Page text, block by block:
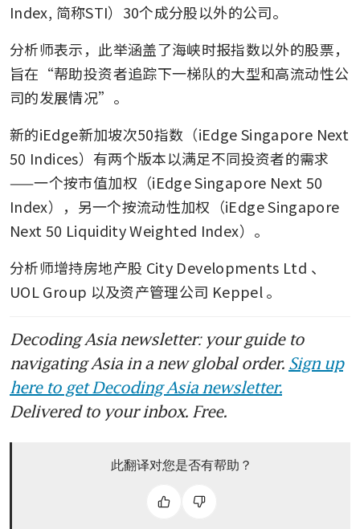
Index, 简称STI）30个成分股以外的公司。
分析师表示，此举涵盖了海峡时报指数以外的股票，
旨在“帮助投资者追踪下一梯队的大型和高流动性公
司的发展情况”。
新的iEdge新加坡次50指数（iEdge Singapore Next
50 Indices）有两个版本以满足不同投资者的需求
——一个按市值加权（iEdge Singapore Next 50
Index），另一个按流动性加权（iEdge Singapore
Next 50 Liquidity Weighted Index）。
分析师增持房地产股 City Developments Ltd 、
UOL Group 以及资产管理公司 Keppel。
Decoding Asia newsletter: your guide to
navigating Asia in a new global order. Sign up
here to get Decoding Asia newsletter.
Delivered to your inbox. Free.
此翻译对您是否有帮助？